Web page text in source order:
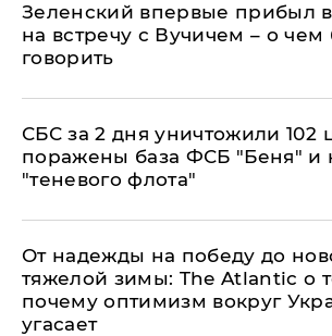
Зеленский впервые прибыл
на встречу с Вучичем – о чем
говорить
СБС за 2 дня уничтожили 102
поражены база ФСБ "Беня" и
"теневого флота"
От надежды на победу до
тяжелой зимы: The Atlantic о
почему оптимизм вокруг
угасает